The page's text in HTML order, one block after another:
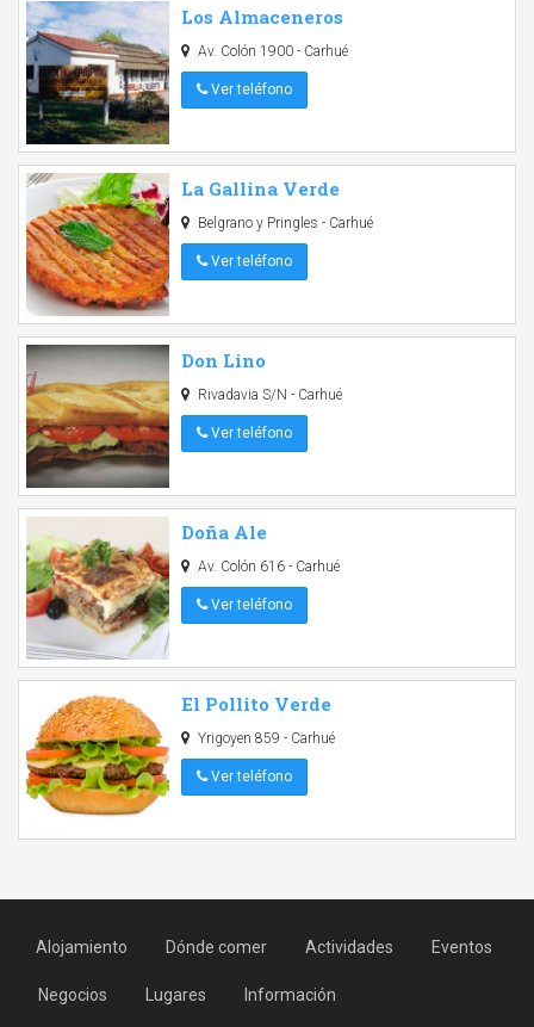
Los Almaceneros
Av. Colón 1900 - Carhué
Ver teléfono
La Gallina Verde
Belgrano y Pringles - Carhué
Ver teléfono
Don Lino
Rivadavia S/N - Carhué
Ver teléfono
Doña Ale
Av. Colón 616 - Carhué
Ver teléfono
El Pollito Verde
Yrigoyen 859 - Carhué
Ver teléfono
Alojamiento Dónde comer Actividades Eventos
Negocios Lugares Información